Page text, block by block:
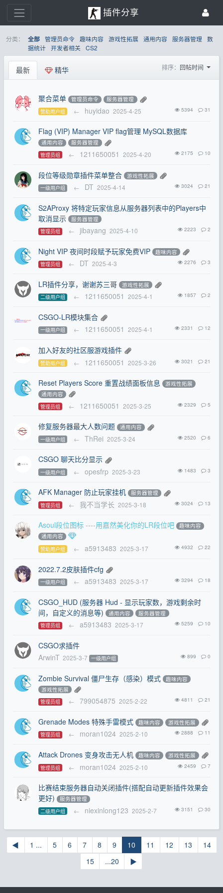
插件分享
分类： 全部 管理员命令 趣味内容 游戏性拓展 通用内容 服务器管理
数
据统计 开发者相关 CS2
最新 精华 排序： 回帖时间
聚合菜单 管理员命令 服务器管理
赞助用户组 ← huyidao 2025-4-25 5394 31
Flag (VIP) Manager VIP flag管理 MySQL数据库
通用内容 服务器管理
管理员组 ← 1211650051 2025-4-20 2175 10
段位等级勋章插件菜单整合 游戏性拓展
一级用户组 ← DT 2025-4-14 3024 21
S2AProxy 将特定玩家信息从服务器列表中的Players中
取消显示
服务器管理
管理员组 ← jibayang 2025-4-10 2223 2
Night VIP 夜间时段赋予玩家免费VIP 趣味内容
管理员组 ← DT 2025-4-3 2276 3
LR插件分享，谢谢苏三哥 游戏性拓展
二级用户组 ← 1211650051 2025-4-1 1857 2
CSGO-LR模块集合
一级用户组 ← 1211650051 2025-4-1 2331 12
加入好友的社区服游戏插件
赞助用户组 ← 1211650051 2025-3-26 3021 21
Reset Players Score 重置战绩面板信息
游戏性拓展
通用内容
管理员组 ← 1211650051 2025-3-25 2329 5
修复服务器最大人数问题 通用内容
一级用户组 ← ThRei 2025-3-24 2520 6
CSGO 聊天比分显示
一级用户组 ← opesfrp 2025-3-23 1483 3
AFK Manager 防止玩家挂机 服务器管理
管理员组 ← 我不当学长 2025-3-18 3024 13
Asoul段位图标 ----用嘉然美化你的LR段位吧
趣味内容
通用内容
赞助用户组 ← a5913483 2025-3-17 4932 22
2022.7.2皮肤插件cfg
一级用户组 ← a5913483 2025-3-17 3294 18
CSGO_HUD (服务器 Hud - 显示玩家数，游戏剩余时
间，自定义的消息等)
通用内容 服务器管理
管理员组 ← a5913483 2025-3-17 5259 10
CSGO求插件
ArwinT 2025-3-7 一级用户组 899 0
Zombie Survival 僵尸生存（感染）模式
趣味内容
游戏性拓展
管理员组 ← 799054875 2025-2-22 4811 21
Grenade Modes 特殊手雷模式 趣味内容 游戏性拓展
管理员组 ← moran1024 2025-2-10 2888 11
Attack Drones 变身攻击无人机 趣味内容 游戏性拓展
管理员组 ← moran1024 2025-2-10 2459 7
比赛结束服务器自动关闭插件(搭配自动更新插件效果会
更好)
服务器管理
二级用户组 ← niexinlong123 2025-2-7 3151 30
◀ 1 ... 5 6 7 8 9 10 11 12 13
14
15
...20 ▶